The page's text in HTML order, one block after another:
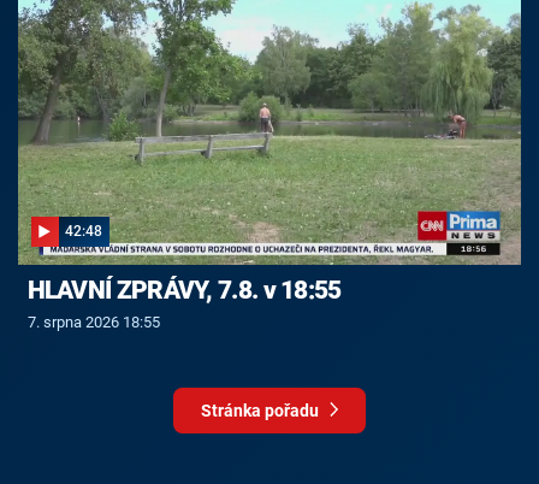
42:48
HLAVNÍ ZPRÁVY, 7.8. v 18:55
7. srpna 2026 18:55
Stránka pořadu